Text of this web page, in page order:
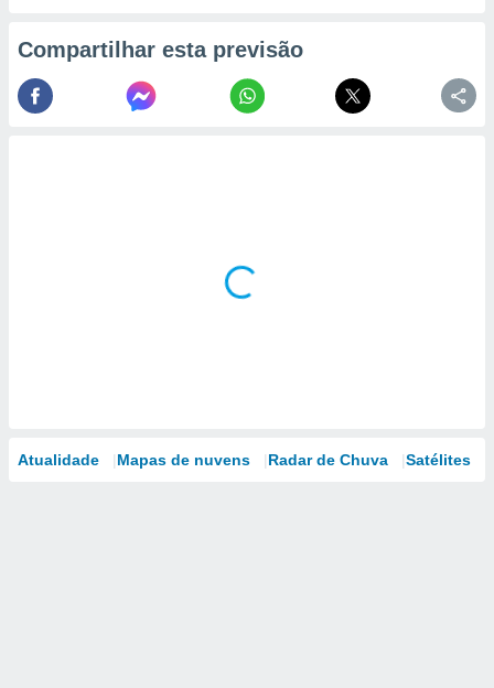
Compartilhar esta previsão
Atualidade Mapas de nuvens Radar de Chuva Satélites